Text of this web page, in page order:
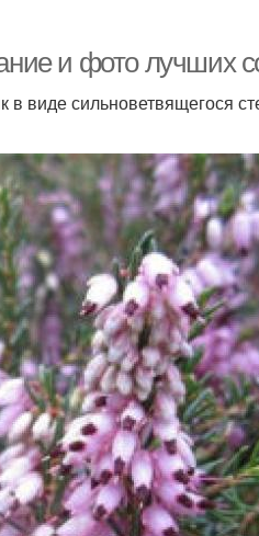
и фото лучших
виде сильноветвящегося